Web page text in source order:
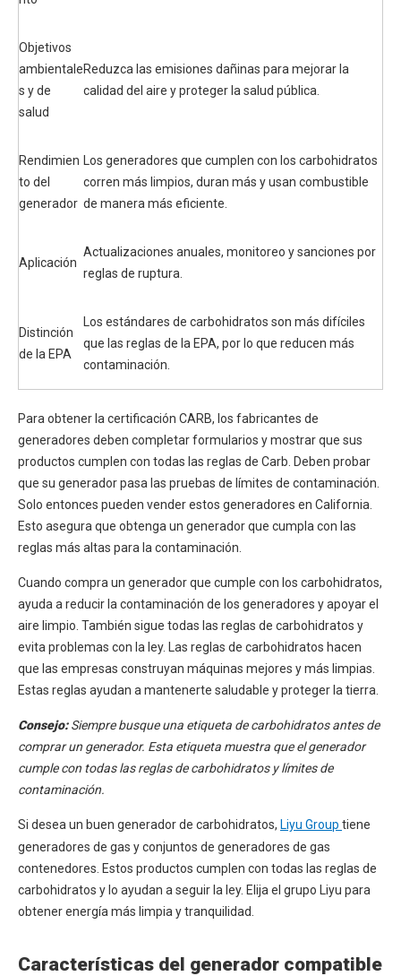
Objetivos
ambientale
s y de
salud
Reduzca las emisiones dañinas para mejorar la
calidad del aire y proteger la salud pública.
Rendimien
to del
generador
Los generadores que cumplen con los carbohidratos
corren más limpios, duran más y usan combustible
de manera más eficiente.
Aplicación
Actualizaciones anuales, monitoreo y sanciones por
reglas de ruptura.
Distinción
de la EPA
Los estándares de carbohidratos son más difíciles
que las reglas de la EPA, por lo que reducen más
contaminación.
Para obtener la certificación CARB, los fabricantes de
generadores deben completar formularios y mostrar que sus
productos cumplen con todas las reglas de Carb. Deben probar
que su generador pasa las pruebas de límites de contaminación.
Solo entonces pueden vender estos generadores en California.
Esto asegura que obtenga un generador que cumpla con las
reglas más altas para la contaminación.
Cuando compra un generador que cumple con los carbohidratos,
ayuda a reducir la contaminación de los generadores y apoyar el
aire limpio. También sigue todas las reglas de carbohidratos y
evita problemas con la ley. Las reglas de carbohidratos hacen
que las empresas construyan máquinas mejores y más limpias.
Estas reglas ayudan a mantenerte saludable y proteger la tierra.
Consejo:Siempre busque una etiqueta de carbohidratos antes de
comprar un generador. Esta etiqueta muestra que el generador
cumple con todas las reglas de carbohidratos y límites de
contaminación.
Si desea un buen generador de carbohidratos, Liyu Group tiene
generadores de gas y conjuntos de generadores de gas
contenedores. Estos productos cumplen con todas las reglas de
carbohidratos y lo ayudan a seguir la ley. Elija el grupo Liyu para
obtener energía más limpia y tranquilidad.
Características del generador compatible